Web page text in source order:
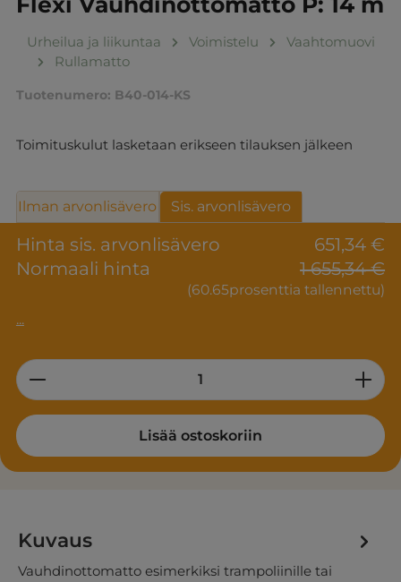
Urheilua ja liikuntaa Voimistelu
Vaahtomuovi
Rullamatto
Tuotenumero: B40-014-KS
Toimituskulut lasketaan erikseen tilauksen jälkeen
Hinta sis. arvonlisävero
651,34 €
Normaali hinta
1 655,34 €
(60.65prosenttia tallennettu)
...
Ilman arvonlisävero Sis. arvonlisävero
Product Quantity: Enter the desired
Lisää ostoskoriin
Kuvaus
Vauhdinottomatto esimerkiksi trampoliinille tai